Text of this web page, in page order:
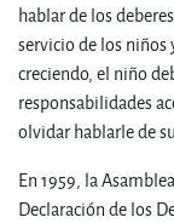
hablar de los
servicio de los niños
creciendo, el niño
responsabilidades
olvidar hablarle de
En 1959, la
Declaración de los